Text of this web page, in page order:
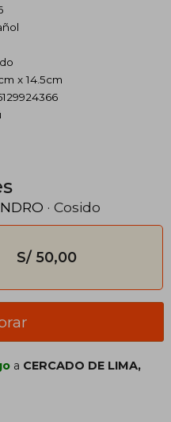
x 14.5cm
· Cosido
S/ 50,00
a CERCADO DE LIMA,